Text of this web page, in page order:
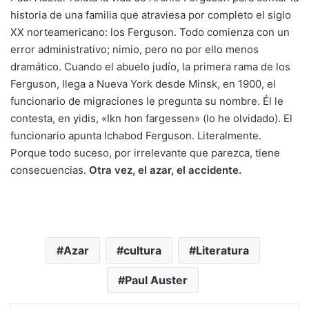
historia de una familia que atraviesa por completo el siglo
XX norteamericano: los Ferguson. Todo comienza con un
error administrativo; nimio, pero no por ello menos
dramático. Cuando el abuelo judío, la primera rama de los
Ferguson, llega a Nueva York desde Minsk, en 1900, el
funcionario de migraciones le pregunta su nombre. Él le
contesta, en yidis, «Ikn hon fargessen» (lo he olvidado). El
funcionario apunta Ichabod Ferguson. Literalmente.
Porque todo suceso, por irrelevante que parezca, tiene
consecuencias. Otra vez, el azar, el accidente.
Azar cultura Literatura
Paul Auster